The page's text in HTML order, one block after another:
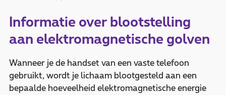
Informatie over blootstelling
aan elektromagnetische golven
Wanneer je de handset van een vaste telefoon
gebruikt, wordt je lichaam blootgesteld aan een
bepaalde hoeveelheid elektromagnetische energie